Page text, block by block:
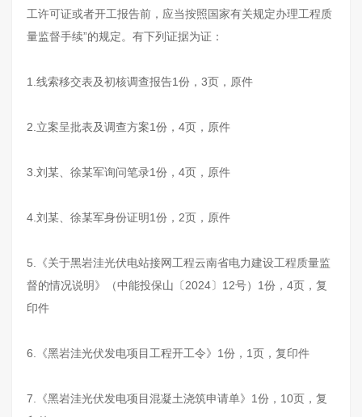
工许可证或者开工报告前，应当按照国家有关规定办理工程质
量监督手续”的规定。有下列证据为证：
1.线索移交表及初核调查报告1份，3页，原件
2.立案呈批表及调查方案1份，4页，原件
3.刘某、徐某军询问笔录1份，4页，原件
4.刘某、徐某军身份证明1份，2页，原件
5.《关于黑岩洼光伏电站接网工程云南省电力建设工程质量监
督的情况说明》（中能投保山〔2024〕12号）1份，4页，复
印件
6.《黑岩洼光伏发电项目工程开工令》1份，1页，复印件
7.《黑岩洼光伏发电项目混凝土浇筑申请单》1份，10页，复